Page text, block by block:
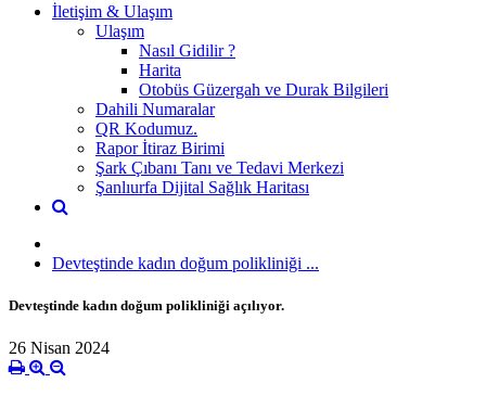
İletişim & Ulaşım
Ulaşım
Nasıl Gidilir ?
Harita
Otobüs Güzergah ve Durak Bilgileri
Dahili Numaralar
QR Kodumuz.
Rapor İtiraz Birimi
Şark Çıbanı Tanı ve Tedavi Merkezi
Şanlıurfa Dijital Sağlık Haritası
Devteştinde kadın doğum polikliniği ...
Devteştinde kadın doğum polikliniği açılıyor.
26 Nisan 2024